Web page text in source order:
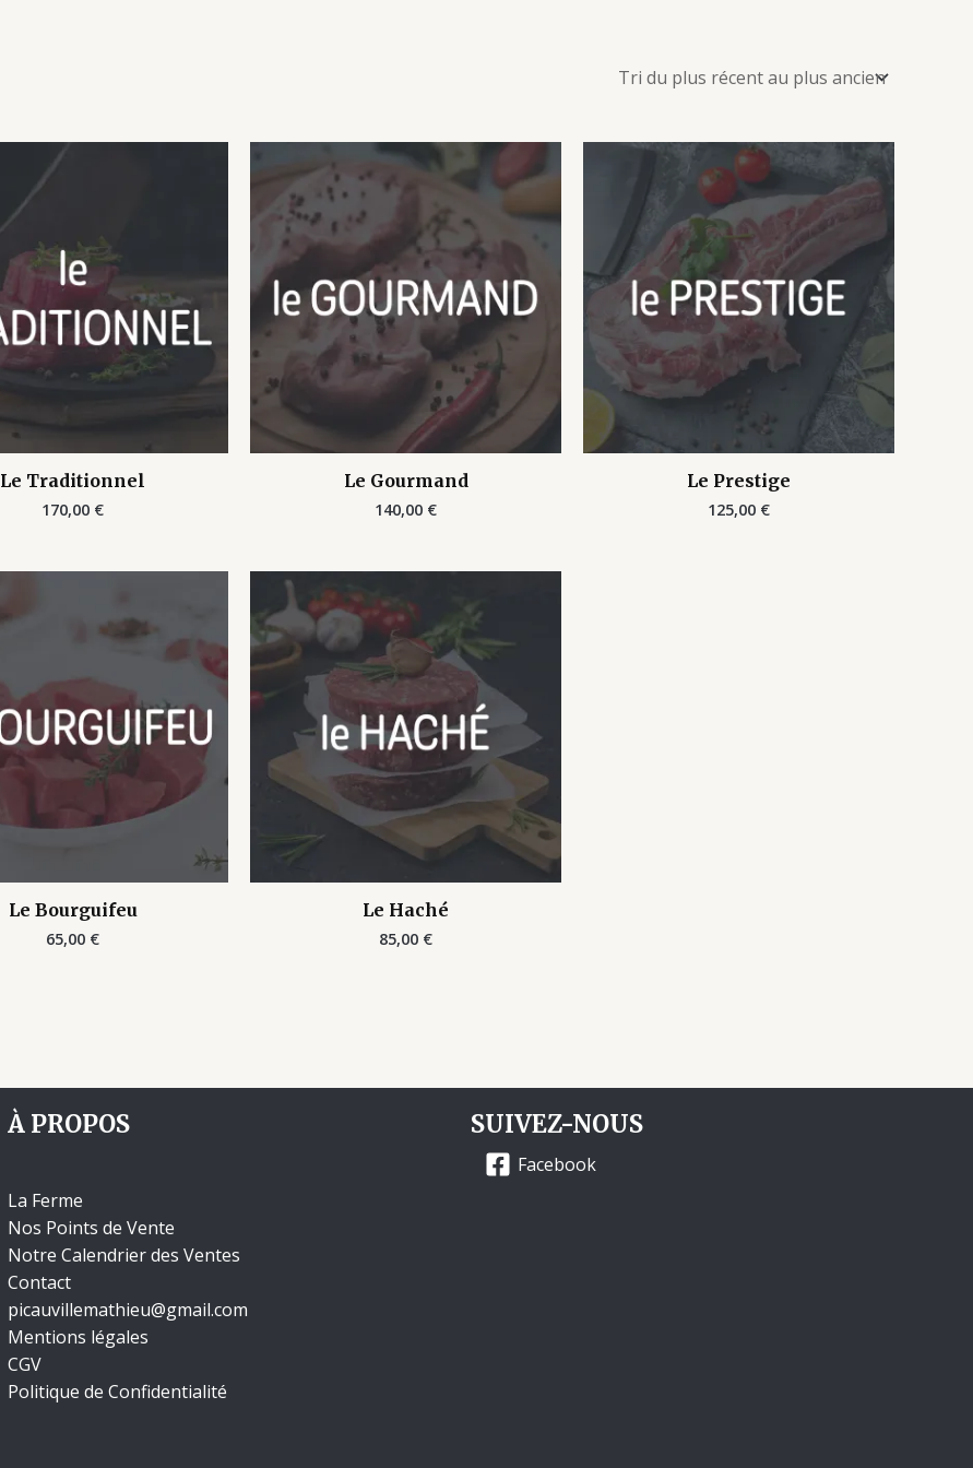
Le Traditionnel
170,00 €
Le Gourmand
140,00 €
Le Prestige
125,00 €
Le Bourguifeu
65,00 €
Le Haché
85,00 €
À PROPOS
La Ferme
Nos Points de Vente
Notre Calendrier des Ventes
Contact
picauvillemathieu@gmail.com
Mentions légales
CGV
Politique de Confidentialité
SUIVEZ-NOUS
Facebook